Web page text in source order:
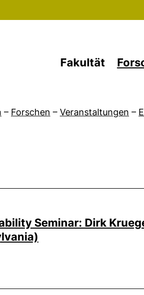
Fakultät
– Forschen – Veranstaltungen –
Seminar: Dirk